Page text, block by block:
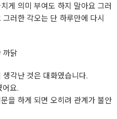
게 의미 부여도 하지 말아요 그러
러한 각오는 단 하루만에 다시
까닭
각난 것은 대화였습니다.
요.
을 하게 되면 오히려 관계가 불안